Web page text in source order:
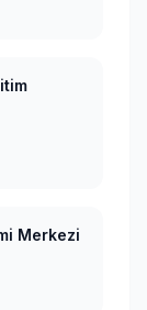
Merkezi